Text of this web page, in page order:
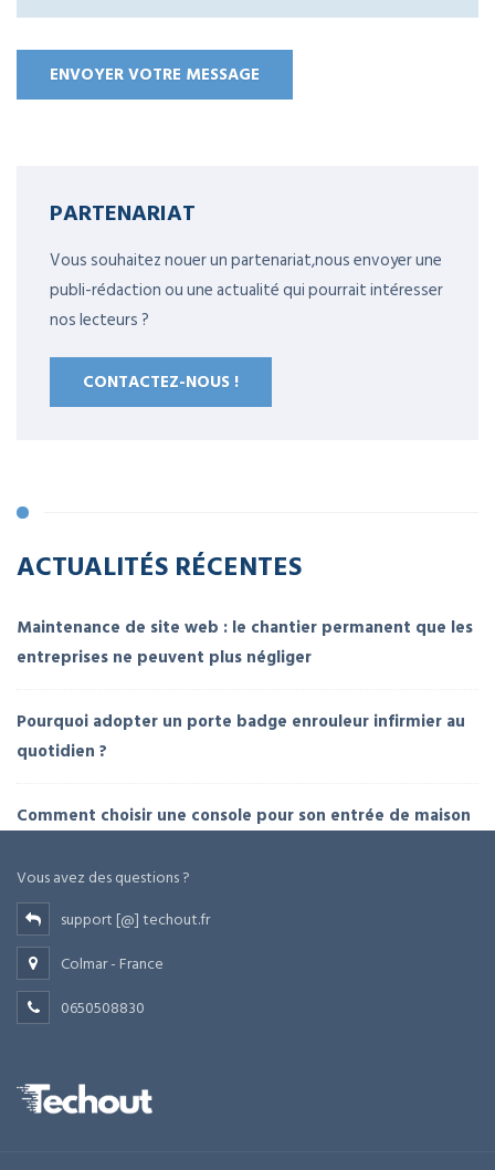
PARTENARIAT
Vous souhaitez nouer un partenariat,nous envoyer une
publi-rédaction ou une actualité qui pourrait intéresser
nos lecteurs ?
CONTACTEZ-NOUS !
ACTUALITÉS RÉCENTES
Maintenance de site web : le chantier permanent que les
entreprises ne peuvent plus négliger
Pourquoi adopter un porte badge enrouleur infirmier au
quotidien ?
Comment choisir une console pour son entrée de maison
Vous avez des questions ?
support [@] techout.fr
Colmar - France
0650508830